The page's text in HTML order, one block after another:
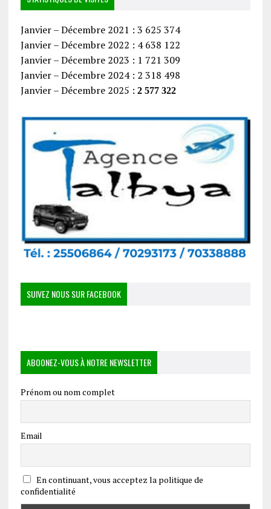
Janvier – Décembre 2021 : 3 625 374
Janvier – Décembre 2022 : 4 638 122
Janvier – Décembre 2023 : 1 721 309
Janvier – Décembre 2024 : 2 318 498
Janvier – Décembre 2025 : 2 577 322
SUIVEZ NOUS SUR FACEBOOK
ABOONEZ-VOUS À NOTRE NEWSLETTER
Prénom ou nom complet
Email
En continuant, vous acceptez la politique de
confidentialité